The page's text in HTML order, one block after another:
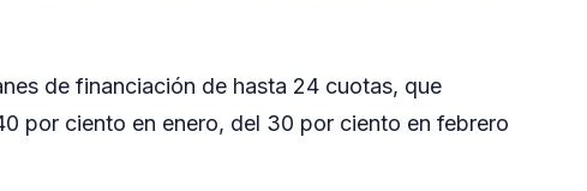
de financiación de hasta 24 cuotas, que
por ciento en enero, del 30 por ciento en febrero